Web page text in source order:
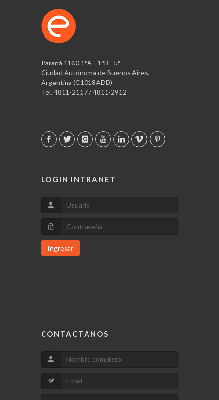
Paraná 1160 1°A - 1°B - 5°
Ciudad Autónoma de Buenos Aires,
Argentina (C1018ADD)
Tel. 4811-2117 / 4811-2912
LOGIN INTRANET
Ingresar
CONTACTANOS